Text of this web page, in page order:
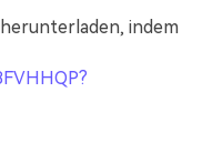
indem